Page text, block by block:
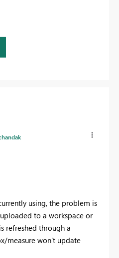
using, the problem is
to a workspace or
refreshed through a
measure won't update